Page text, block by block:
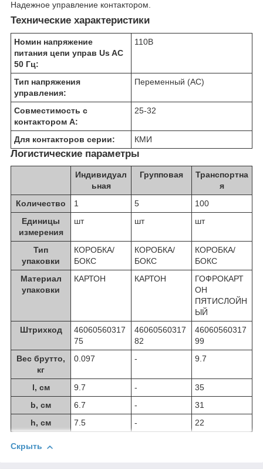
Надежное управление контактором.
Технические характеристики
Номин напряжение
питания цепи управ Us AC
50 Гц:
110В
Тип напряжения
управления:
Переменный (AC)
Совместимость с
контактором А:
25-32
Для контакторов серии: КМИ
Логистические параметры
Индивидуал
ьная
Групповая
Транспортна
я
Количество
1 5
100
Единицы
измерения
шт шт шт
Тип
упаковки
КОРОБКА/
БОКС
КОРОБКА/
БОКС
КОРОБКА/
БОКС
Материал
упаковки
КАРТОН КАРТОН
ГОФРОКАРТ
ОН
ПЯТИСЛОЙН
ЫЙ
Штрихкод
46060560317
75
46060560317
82
46060560317
99
Вес брутто,
кг
0.097 - 9.7
l, см 9.7 -
35
b, см
6.7 -
31
h, см
7.5 - 22
Скрыть